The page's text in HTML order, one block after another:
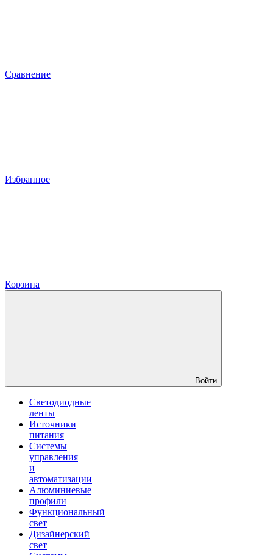
Сравнение
Избранное
Корзина
Войти
Светодиодные
ленты
Источники
питания
Системы
управления
и
автоматизации
Алюминиевые
профили
Функциональный
свет
Дизайнерский
свет